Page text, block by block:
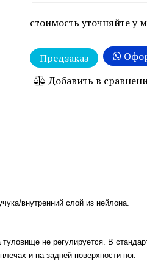
стоимость уточняйте у
Предзаказ
Добавить в
внутренний слой из нейлона.
не регулируется. В
и на задней поверхности ног.